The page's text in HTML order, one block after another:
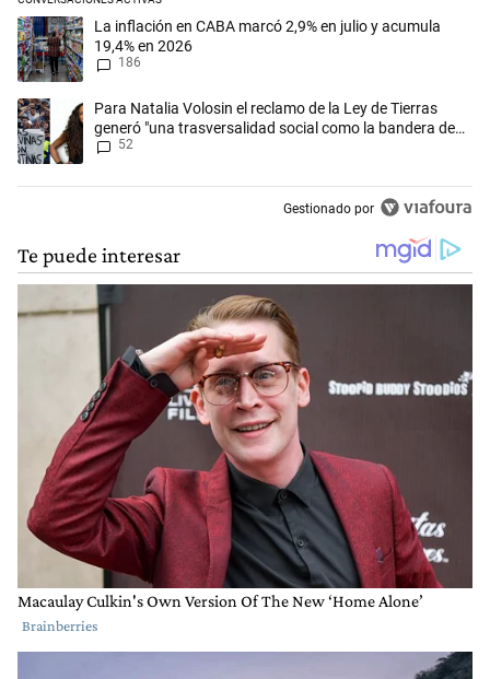
Este listado muestra los artículos con más comentarios en los
Un artículo de tendencia con el título "La inflación en CABA marcó
La inflación en CABA marcó 2,9% en julio y acumula
19,4% en 2026
186
Un artículo de tendencia con el título "Para Natalia Volosin el
Para Natalia Volosin el reclamo de la Ley de Tierras
generó "una trasversalidad social como la bandera de
Malvinas"
52
Gestionado por